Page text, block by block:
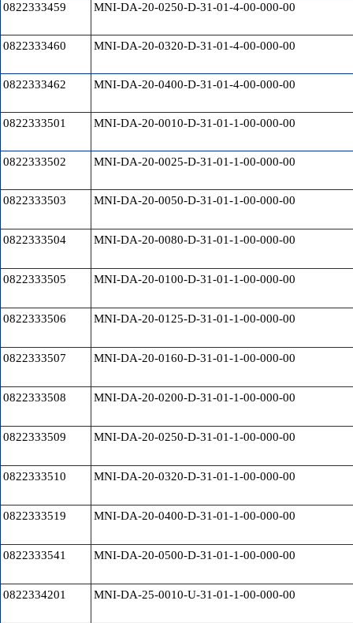
0822333459 MNI-DA-20-0250-D-31-01-4-00-000-00
0822333460 MNI-DA-20-0320-D-31-01-4-00-000-00
0822333462 MNI-DA-20-0400-D-31-01-4-00-000-00
0822333501 MNI-DA-20-0010-D-31-01-1-00-000-00
0822333502 MNI-DA-20-0025-D-31-01-1-00-000-00
0822333503 MNI-DA-20-0050-D-31-01-1-00-000-00
0822333504 MNI-DA-20-0080-D-31-01-1-00-000-00
0822333505 MNI-DA-20-0100-D-31-01-1-00-000-00
0822333506 MNI-DA-20-0125-D-31-01-1-00-000-00
0822333507 MNI-DA-20-0160-D-31-01-1-00-000-00
0822333508 MNI-DA-20-0200-D-31-01-1-00-000-00
0822333509 MNI-DA-20-0250-D-31-01-1-00-000-00
0822333510 MNI-DA-20-0320-D-31-01-1-00-000-00
0822333519 MNI-DA-20-0400-D-31-01-1-00-000-00
0822333541 MNI-DA-20-0500-D-31-01-1-00-000-00
0822334201 MNI-DA-25-0010-U-31-01-1-00-000-00